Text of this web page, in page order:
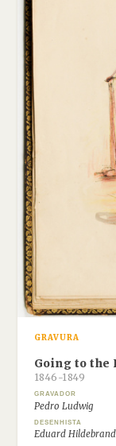
GRAVURA
Going to the
1846-1849
GRAVADOR
Pedro Ludwig
DESENHISTA
Eduard